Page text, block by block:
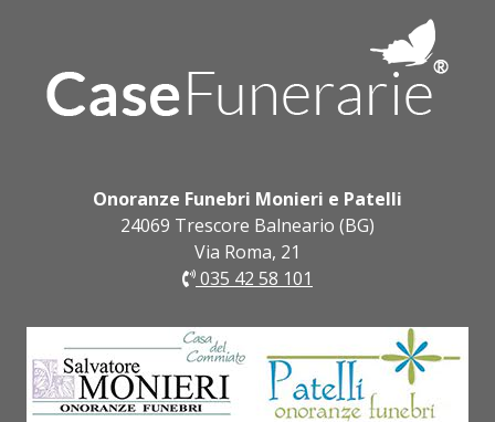
Onoranze Funebri Monieri e Patelli
24069 Trescore Balneario (BG)
Via Roma, 21
035 42 58 101